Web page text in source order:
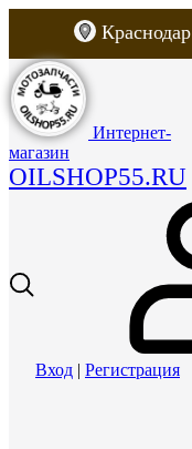
Краснодар
Интернет-
магазин
OILSHOP55.RU
Вход | Регистрация